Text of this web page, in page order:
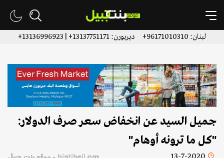
لبنان: 96171010310+ ديربورن: 13137751171+ | 13136996923+
جميل السيد عن انخفاض سعر صرف الدولار:
"كل ما ترونه أوهام"